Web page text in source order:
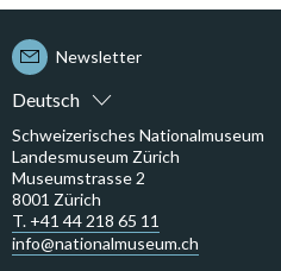
Deutsch
Newsletter
Schweizerisches Nationalmuseum
Landesmuseum Zürich
Museumstrasse 2
8001 Zürich
T. +41 44 218 65 11
info@nationalmuseum.ch